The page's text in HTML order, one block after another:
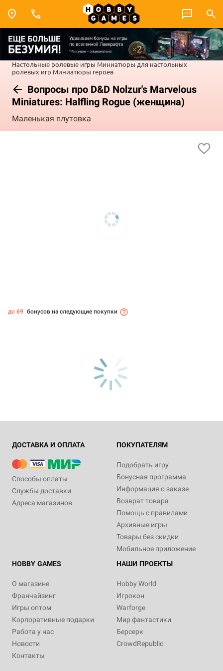
Настольные ролевые игры Миниатюры для настольных
ролевых игр Миниатюры героев
Вопросы про D&D Nolzur's Marvelous
Miniatures: Halfling Rogue (женщина)
Маленькая плутовка
до 69 бонусов на следующие покупки
ДОСТАВКА И ОПЛАТА
Способы оплаты
Службы доставки
Адреса магазинов
ПОКУПАТЕЛЯМ
Подобрать игру
Бонусная программа
Информация о заказе
Возврат товара
Помощь с правилами
Архивные игры
Товары без скидки
Мобильное приложение
HOBBY GAMES
О магазине
Франчайзинг
Игры оптом
Корпоративные подарки
Работа у нас
Новости
Контакты
НАШИ ПРОЕКТЫ
Hobby World
Игрокон
Warforge
Мир фантастики
Берсерк
CrowdRepublic